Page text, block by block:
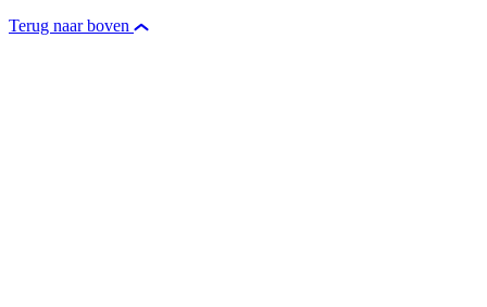
Terug naar boven